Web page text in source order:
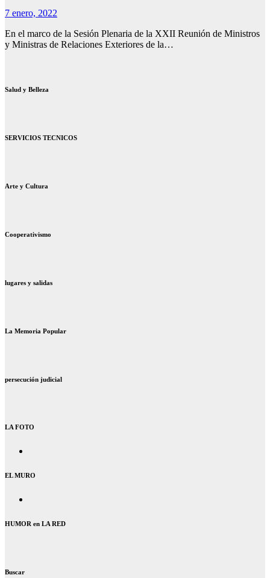
7 enero, 2022
En el marco de la Sesión Plenaria de la XXII Reunión de Ministros
y Ministras de Relaciones Exteriores de la…
Salud y Belleza
SERVICIOS TECNICOS
Arte y Cultura
Cooperativismo
lugares y salidas
La Memoria Popular
persecución judicial
LA FOTO
EL MURO
HUMOR en LA RED
Buscar